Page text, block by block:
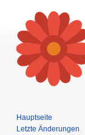
Hauptseite
Letzte Änderungen